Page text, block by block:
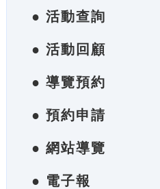
● 活動查詢
● 活動回顧
● 導覽預約
● 預約申請
● 網站導覽
● 電子報